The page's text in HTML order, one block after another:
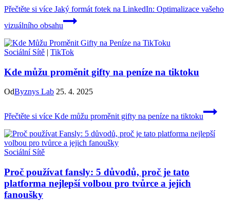
Přečtěte si více Jaký formát fotek na LinkedIn: Optimalizace vašeho
vizuálního obsahu
Sociální Sítě | TikTok
Kde můžu proměnit gifty na peníze na tiktoku
OdByznys Lab 25. 4. 2025
Přečtěte si více Kde můžu proměnit gifty na peníze na tiktoku
Sociální Sítě
Proč používat fansly: 5 důvodů, proč je tato
platforma nejlepší volbou pro tvůrce a jejich
fanoušky